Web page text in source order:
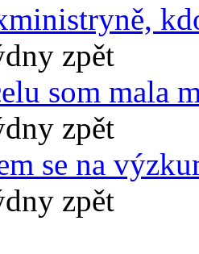
zpět
som mala
zpět
se na
zpět